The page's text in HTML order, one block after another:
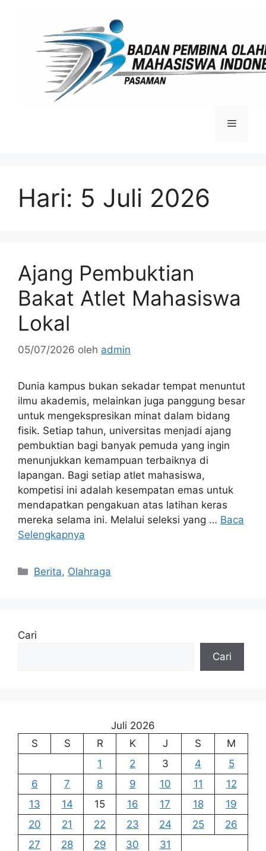
Menu
Hari: 5 Juli 2026
Ajang Pembuktian
Bakat Atlet Mahasiswa
Lokal
05/07/2026 oleh admin
Dunia kampus bukan sekadar tempat menuntut
ilmu akademis, melainkan juga panggung besar
untuk mengekspresikan minat dalam bidang
fisik. Setiap tahun, universitas menjadi ajang
pembuktian bagi banyak pemuda yang ingin
menunjukkan kemampuan terbaiknya di
lapangan. Bagi setiap atlet mahasiswa,
kompetisi ini adalah kesempatan emas untuk
mendapatkan pengakuan atas latihan keras
mereka selama ini. Melalui seleksi yang … Baca
Selengkapnya
Kategori
Berita, Olahraga
Cari
Cari
Juli 2026
S
S R K J S
M
1
2 3 4
5
6
7 8 9 10 11
12
13
14 15 16 17 18
19
20
21 22 23 24 25
26
27
28 29 30 31